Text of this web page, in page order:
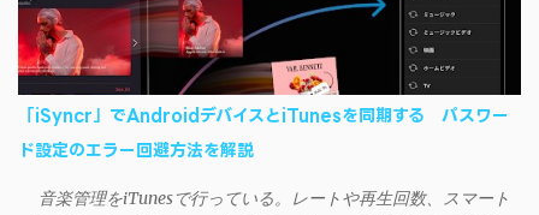
「iSyncr」でAndroidデバイスとiTunesを同期する パスワー
ド設定のエラー回避方法を解説
音楽管理をiTunesで行っている。レートや再生回数、スマート